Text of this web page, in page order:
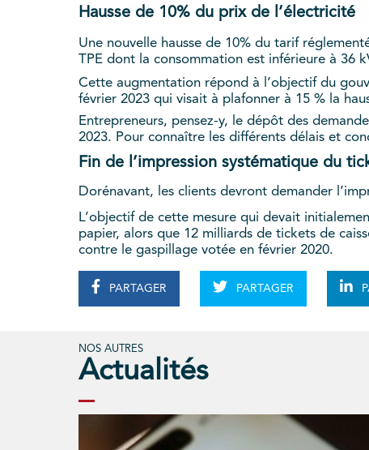
Hausse de 10% du prix de l’électricité
Une nouvelle hausse de 10% du tarif
TPE dont la consommation est inférieure à 36
Cette augmentation répond à l’objectif du
février 2023 qui visait à plafonner à 15 % la
Entrepreneurs, pensez-y, le dépôt des
2023. Pour connaître les différents délais et
Fin de l’impression systématique du
Dorénavant, les clients devront demander
L’objectif de cette mesure qui devait
papier, alors que 12 milliards de tickets de
contre le gaspillage votée en février 2020.
PARTAGER PARTAGER
NOS AUTRES
Actualités